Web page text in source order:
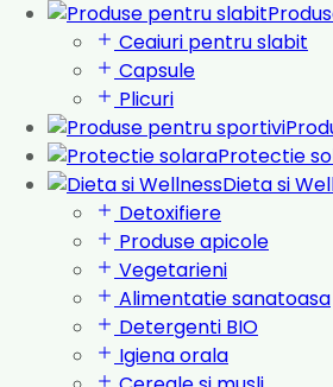
Ceaiuri pentru slabit
Capsule
Plicuri
Protectie
Dieta si
Detoxifiere
Produse apicole
Vegetarieni
Alimentatie sanatoasa
Detergenti BIO
Igiena orala